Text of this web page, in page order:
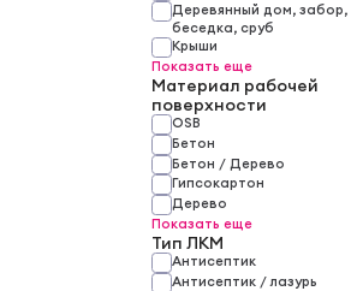
Деревянный дом, забор,
беседка, сруб
Крыши
Показать еще
Материал рабочей
поверхности
OSB
Бетон
Бетон / Дерево
Гипсокартон
Дерево
Показать еще
Тип ЛКМ
Антисептик
Антисептик / лазурь